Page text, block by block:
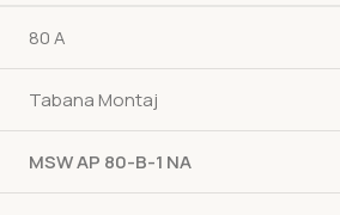
80 A
Tabana Montaj
MSW AP 80-B-1 NA